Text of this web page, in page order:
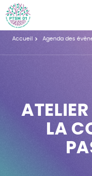
Accueil Agenda des
LA